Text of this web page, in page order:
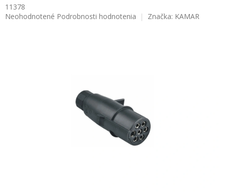
11378
Priemerné
Neohodnotené Podrobnosti hodnotenia Značka: KAMAR